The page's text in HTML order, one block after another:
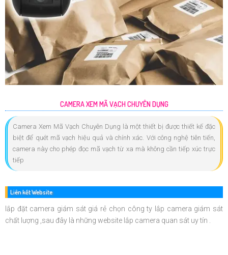
CAMERA XEM MÃ VẠCH CHUYÊN DỤNG
Camera Xem Mã Vạch Chuyên Dụng là một thiết bị được thiết kế đặc
biệt để quét mã vạch hiệu quả và chính xác. Với công nghệ tiên tiến,
camera này cho phép đọc mã vạch từ xa mà không cần tiếp xúc trực
tiếp
Liên kết Website
lắp đặt camera giám sát giá rẻ chọn công ty lắp camera giám sát
chất lượng ,sau đây là những website lắp camera quan sát uy tín .